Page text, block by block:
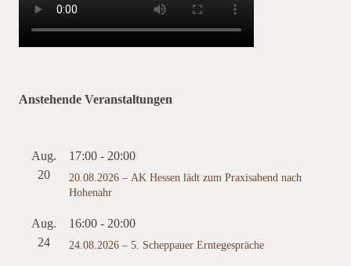
Anstehende Veranstaltungen
Aug.
20
17:00-20:00
20.08.2026 – AK Hessen lädt zum Praxisabend nach
Hohenahr
Aug.
24
16:00-20:00
24.08.2026 – 5. Scheppauer Erntegespräche